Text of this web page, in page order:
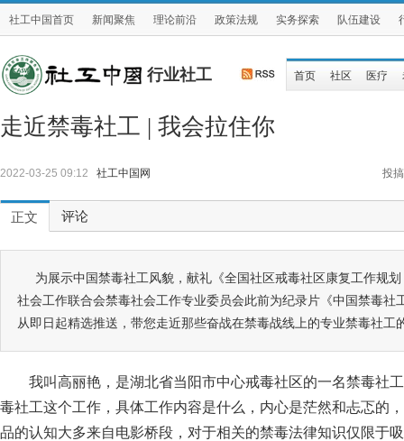
社工中国首页 新闻聚焦 理论前沿 政策法规 实务探索 队伍建设
行业社工 首页 社区 医疗
走近禁毒社工 | 我会拉住你
2022-03-25 09:12 社工中国网 投搞
正文 评论
为展示中国禁毒社工风貌，献礼《全国社区戒毒社区康复工作规
社会工作联合会禁毒社会工作专业委员会此前为纪录片《中国禁毒社
从即日起精选推送，带您走近那些奋战在禁毒战线上的专业禁毒社工
我叫高丽艳，是湖北省当阳市中心戒毒社区的一名禁毒社
毒社工这个工作，具体工作内容是什么，内心是茫然和忐忑的
品的认知大多来自电影桥段，对于相关的禁毒法律知识仅限于